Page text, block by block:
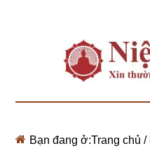
Bạn đang ở:Trang chủ /